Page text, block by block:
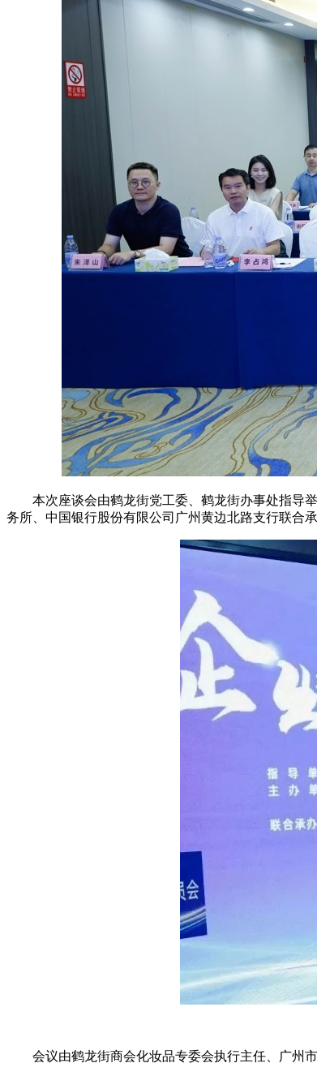
本次座谈会由鹤龙街党工委、鹤龙街办事处指导
务所、中国银行股份有限公司广州黄边北路支行联合承
会议由鹤龙街商会化妆品专委会执行主任、广州